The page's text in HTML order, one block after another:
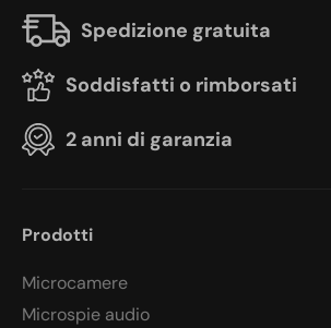
Spedizione gratuita
Soddisfatti o rimborsati
2 anni di garanzia
Prodotti
Microcamere
Microspie audio